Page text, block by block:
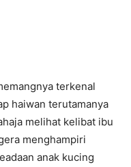
terkenal
haiwan terutamanya
melihat kelibat ibu
menghampiri
anak kucing